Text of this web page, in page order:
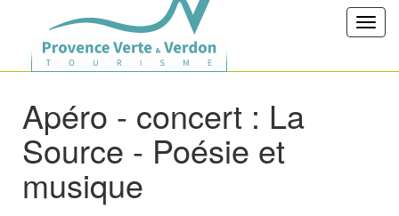
Apéro - concert : La
Source - Poésie et
musique